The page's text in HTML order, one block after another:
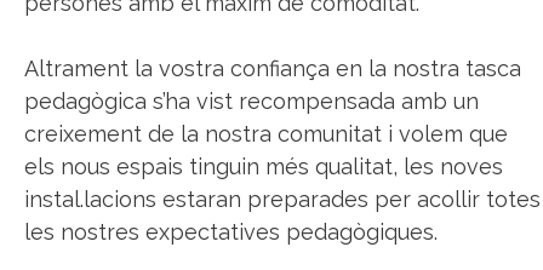
Altrament la vostra confiança en la nostra tasca
pedagògica s’ha vist recompensada amb un
creixement de la nostra comunitat i volem que
els nous espais tinguin més qualitat, les noves
instal.lacions estaran preparades per acollir totes
les nostres expectatives pedagògiques.